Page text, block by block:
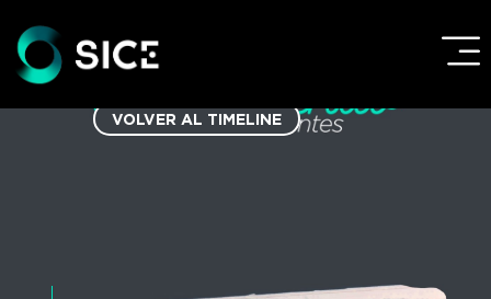
VOLVER AL TIMELINE